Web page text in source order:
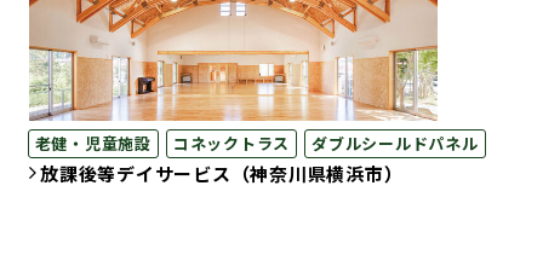
老健・児童施設 コネックトラス ダブルシールドパネル
放課後等デイサービス（神奈川県横浜市）